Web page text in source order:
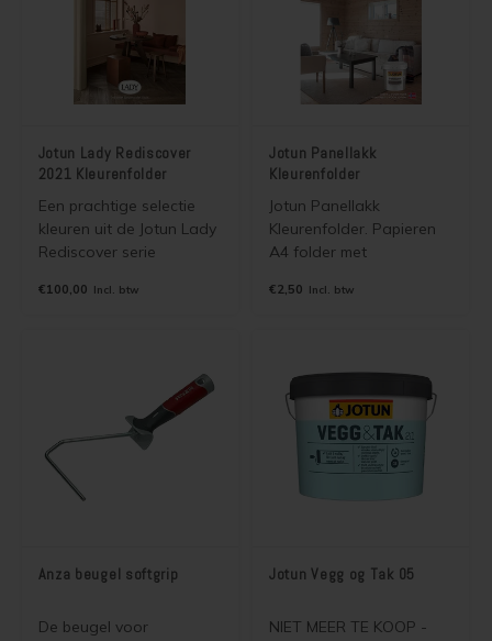
Jotun Lady Rediscover
2021 Kleurenfolder
Een prachtige selectie
kleuren uit de Jotun Lady
Rediscover serie
kleurenfolder. De kleuren
€100,00 Incl. btw
Jotun Panellakk
Kleurenfolder
Jotun Panellakk
Kleurenfolder. Papieren
A4 folder met
Jotun Panellakk Kleuren.
€2,50 Incl. btw
Anza beugel softgrip
De beugel voor
Jotun Vegg og Tak 05
NIET MEER TE KOOP -